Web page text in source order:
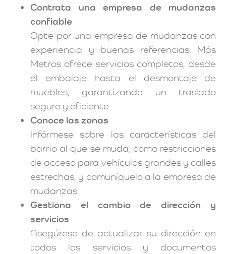
Contrata una empresa de mudanzas
confiable
Opte por una empresa de mudanzas con
experiencia y buenas referencias. Más
Metros ofrece servicios completos, desde
el embalaje hasta el desmontaje de
muebles, garantizando un traslado
seguro y eficiente.
Conoce las zonas
Infórmese sobre las características del
barrio al que se muda, como restricciones
de acceso para vehículos grandes y calles
estrechas, y comuníquelo a la empresa de
mudanzas.
Gestiona el cambio de dirección y
servicios
Asegúrese de actualizar su dirección en
todos los servicios y documentos